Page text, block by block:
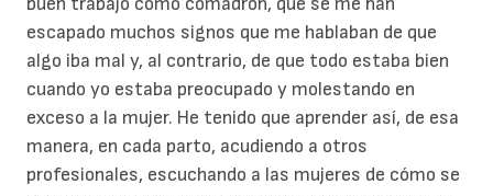
escapado muchos signos que me hablaban de que
algo iba mal y, al contrario, de que todo estaba bien
cuando yo estaba preocupado y molestando en
exceso a la mujer. He tenido que aprender así, de esa
manera, en cada parto, acudiendo a otros
profesionales, escuchando a las mujeres de cómo se